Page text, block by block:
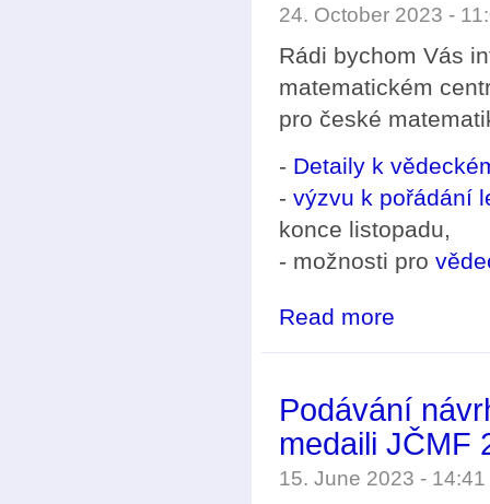
24. October 2023 -
Rádi bychom Vás
matematickém
pro české
- Detaily k
- výzvu k pořádání
konce listopadu,
- možnosti pro
Read more
Podávání
medaili JČMF
15. June 2023 -